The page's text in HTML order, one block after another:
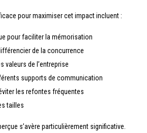
pour maximiser cet impact incluent :
pour faciliter la mémorisation
de la concurrence
valeurs de l’entreprise
supports de communication
les refontes fréquentes
tailles
s’avère particulièrement significative.